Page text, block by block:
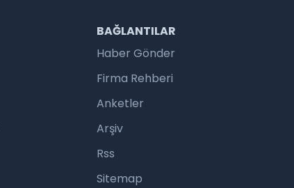
BAĞLANTILAR
Haber Gönder
Firma Rehberi
Anketler
Arşiv
Rss
Sitemap